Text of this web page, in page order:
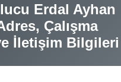
Erdal Ayhan
Çalışma
İletişim Bilgileri